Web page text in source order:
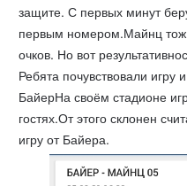
защите. С первых минут
первым номером.Майнц тож
очков. Но вот
Ребята почувствовали игру
БайерНа своём стадионе
гостях.От этого склонен
игру от Байера.